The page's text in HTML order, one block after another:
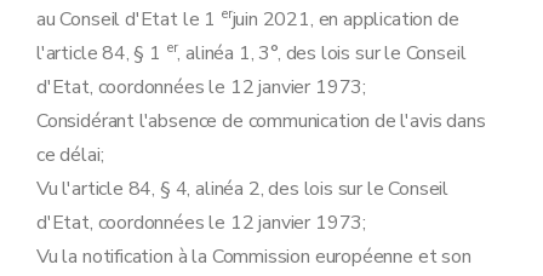
au Conseil d'Etat le 1 erjuin 2021, en application de
l'article 84, § 1 er, alinéa 1, 3°, des lois sur le Conseil
d'Etat, coordonnées le 12 janvier 1973;
Considérant l'absence de communication de l'avis dans
ce délai;
Vu l'article 84, § 4, alinéa 2, des lois sur le Conseil
d'Etat, coordonnées le 12 janvier 1973;
Vu la notification à la Commission européenne et son